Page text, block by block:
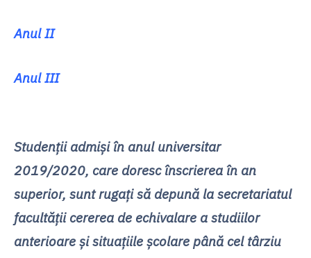
Anul II
Anul III
Studenții admiși în anul universitar
2019/2020, care doresc înscrierea în an
superior, sunt rugați să depună la secretariatul
facultății cererea de echivalare a studiilor
anterioare și situațiile școlare până cel târziu